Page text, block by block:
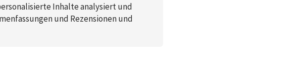
Inhalte analysiert und
und Rezensionen und